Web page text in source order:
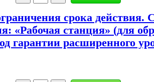
срока действия.
«Рабочая станция» (для
гарантии расширенного